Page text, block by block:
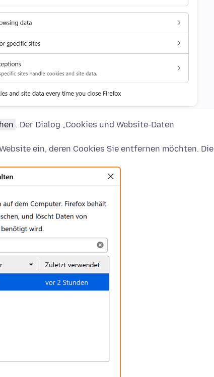
. Der Dialog „Cookies und Website-Daten
ein, deren Cookies Sie entfernen möchten. Die